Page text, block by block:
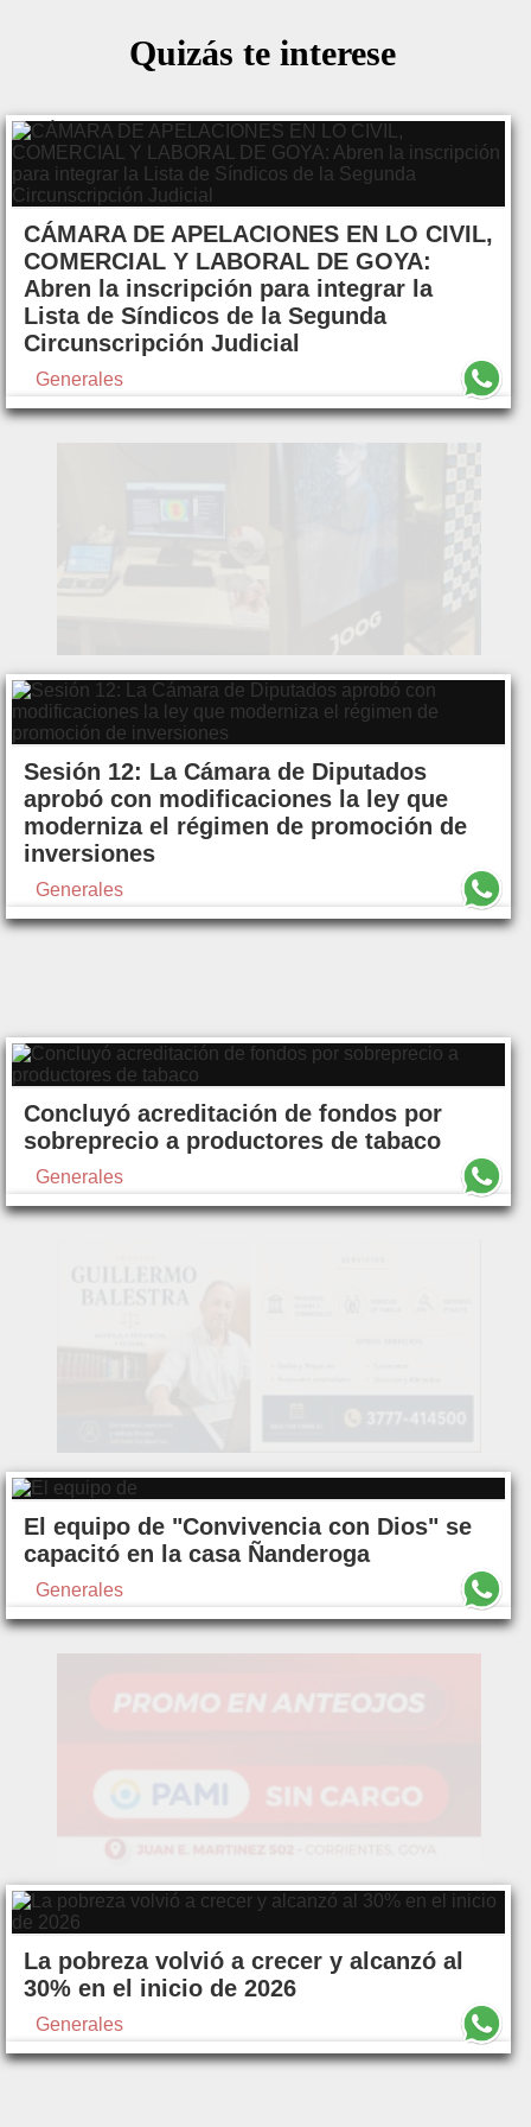
Quizás te interese
CÁMARA DE APELACIONES EN LO CIVIL,
COMERCIAL Y LABORAL DE GOYA:
Abren la inscripción para integrar la
Lista de Síndicos de la Segunda
Circunscripción Judicial
Generales
Sesión 12: La Cámara de Diputados
aprobó con modificaciones la ley que
moderniza el régimen de promoción de
inversiones
Generales
Concluyó acreditación de fondos por
sobreprecio a productores de tabaco
Generales
El equipo de "Convivencia con Dios" se
capacitó en la casa Ñanderoga
Generales
La pobreza volvió a crecer y alcanzó al
30% en el inicio de 2026
Generales